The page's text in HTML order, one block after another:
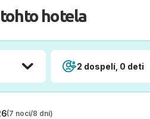
hotela
2 dospelí, 0 deti
(7 nocí/8 dní)